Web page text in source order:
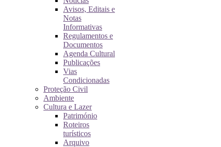
Avisos, Editais e
Notas
Informativas
Regulamentos e
Documentos
Agenda Cultural
Publicações
Vias
Condicionadas
Proteção Civil
Ambiente
Cultura e Lazer
Património
Roteiros
turísticos
Arquivo